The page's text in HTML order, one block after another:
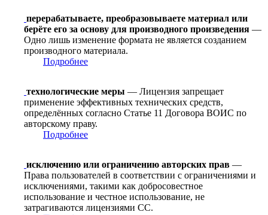
перерабатываете, преобразовываете материал или
берёте его за основу для производного произведения —
Одно лишь изменение формата не является созданием
производного материала.
Подробнее
технологические меры — Лицензия запрещает
применение эффективных технических средств,
определённых согласно Статье 11 Договора ВОИС по
авторскому праву.
Подробнее
исключению или ограничению авторских прав —
Права пользователей в соответствии с ограничениями и
исключениями, такими как добросовестное
использование и честное использование, не
затрагиваются лицензиями CC.